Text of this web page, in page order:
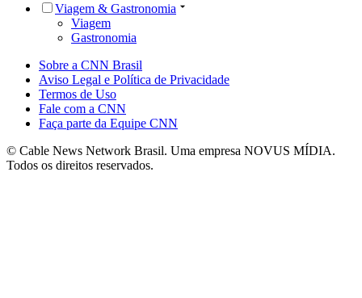
Viagem & Gastronomia
Viagem
Gastronomia
Sobre a CNN Brasil
Aviso Legal e Política de Privacidade
Termos de Uso
Fale com a CNN
Faça parte da Equipe CNN
© Cable News Network Brasil. Uma empresa NOVUS MÍDIA.
Todos os direitos reservados.